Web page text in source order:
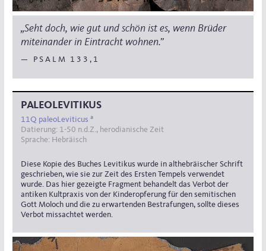
„Seht doch, wie gut und schön ist es, wenn Brüder
miteinander in Eintracht wohnen.”
— PSALM 133,1
PALEOLEVITIKUS
11Q paleoLeviticus a
Datierung: 1-50 n.d.Z., herodianische Zeit
Sprache: Hebräisch
Diese Kopie des Buches Levitikus wurde in althebräischer Schrift
geschrieben, wie sie zur Zeit des Ersten Tempels verwendet
wurde. Das hier gezeigte Fragment behandelt das Verbot der
antiken Kultpraxis von der Kinderopferung für den semitischen
Gott Moloch und die zu erwartenden Bestrafungen, sollte dieses
Verbot missachtet werden.